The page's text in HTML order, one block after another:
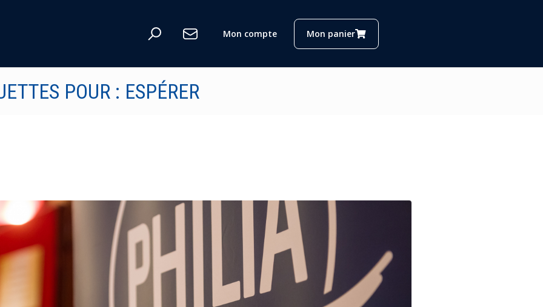
Mon compte
Mon panier
POUR : ESPÉRER